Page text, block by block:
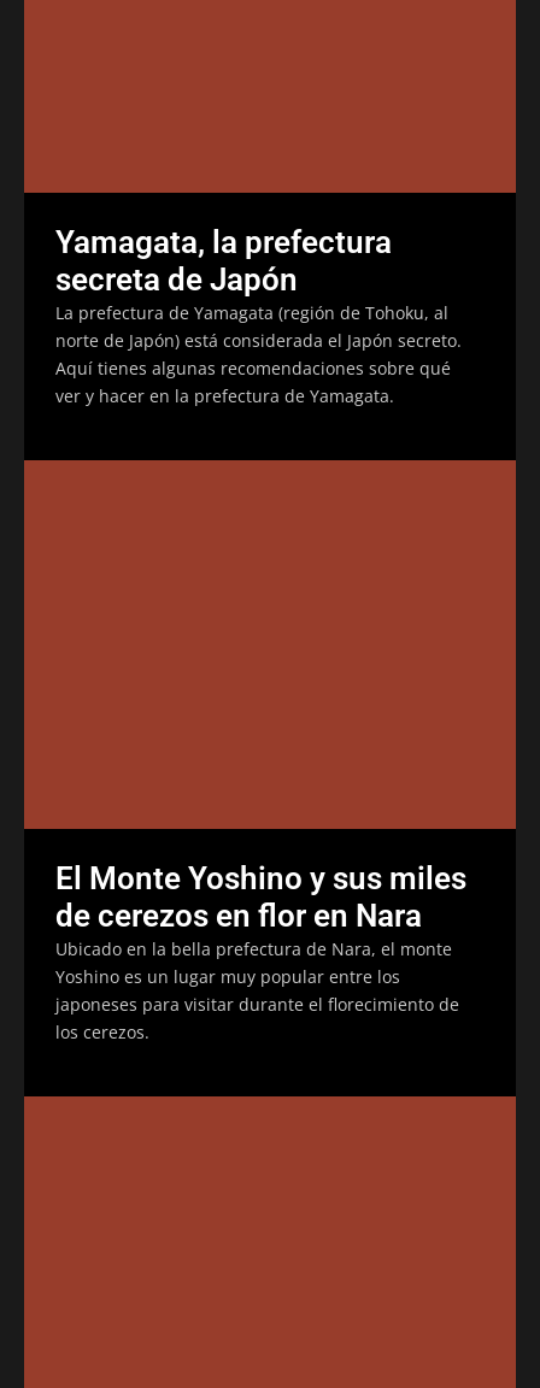
Yamagata, la prefectura
secreta de Japón
La prefectura de Yamagata (región de Tohoku, al
norte de Japón) está considerada el Japón secreto.
Aquí tienes algunas recomendaciones sobre qué
ver y hacer en la prefectura de Yamagata.
El Monte Yoshino y sus miles
de cerezos en flor en Nara
Ubicado en la bella prefectura de Nara, el monte
Yoshino es un lugar muy popular entre los
japoneses para visitar durante el florecimiento de
los cerezos.